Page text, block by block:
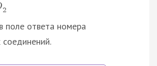
2
поле ответа номера